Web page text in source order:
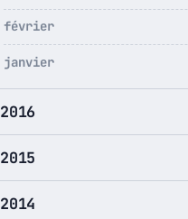
février
janvier
2016
2015
2014